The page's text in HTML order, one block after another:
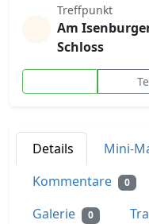
Treffpunkt
Am
Schloss
Details Mini-
Kommentare 0
Galerie 0